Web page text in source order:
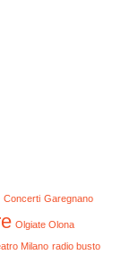
Concerti Garegnano
Olgiate Olona
Milano radio busto